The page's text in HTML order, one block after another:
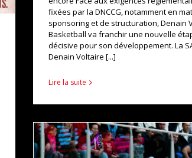
fixées par la DNCCG, notamment en
sponsoring et de structuration, Denain
Basketball va franchir une nouvelle
décisive pour son développement. La
Denain Voltaire [...]
Lire la suite